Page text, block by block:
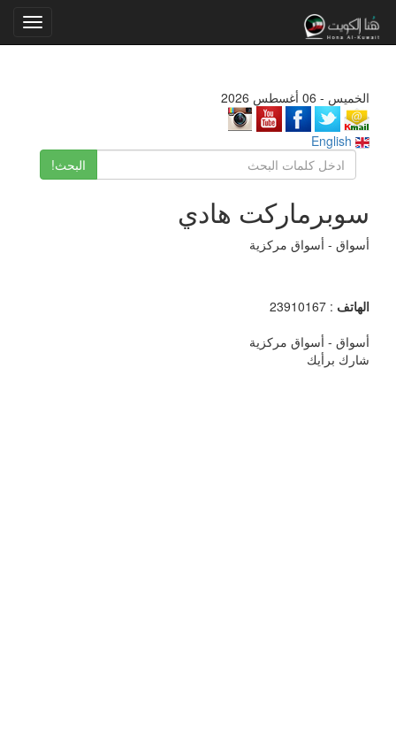
الخميس - 06 أغسطس 2026
البحث!
سوبرماركت هادي
أسواق - أسواق مركزية
الهاتف : 23910167
أسواق - أسواق مركزية
شارك برأيك